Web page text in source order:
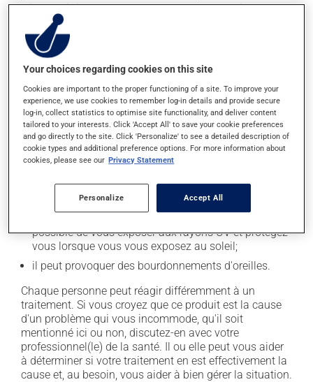
aliments irritants comme le café, les mets épicés et
l'alcool.
Effets indésirables
En plus de ses effets recherchés, ce produit peut à
l'occasion entraîner certains effets indésirables (effets
secondaires), notamment :
il peut provoquer des bouffées de chaleur;
il peut causer des maux de tête;
il peut causer des nausées et des vomissements;
il peut rendre votre peau plus sensible aux rayons UV
possible de vous exposer aux rayons UV et protégez-
vous lorsque vous vous exposez au soleil;
il peut provoquer des bourdonnements d'oreilles.
Chaque personne peut réagir différemment à un
traitement. Si vous croyez que ce produit est la cause
d'un problème qui vous incommode, qu'il soit
mentionné ici ou non, discutez-en avec votre
professionnel(le) de la santé. Il ou elle peut vous aider
à déterminer si votre traitement en est effectivement la
cause et, au besoin, vous aider à bien gérer la situation.
Your choices regarding cookies on this site
Cookies are important to the proper functioning of a site. To improve your
experience, we use cookies to remember log-in details and provide secure
log-in, collect statistics to optimise site functionality, and deliver content
tailored to your interests. Click 'Accept All' to save your cookie preferences
and go directly to the site. Click 'Personalize' to see a detailed description of
cookie types and additional preference options. For more information about
cookies, please see our Privacy Statement
Personalize Accept All